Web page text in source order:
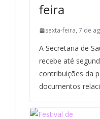
feira
sexta-feira, 7 de
A Secretaria de
recebe até
contribuições da
documentos